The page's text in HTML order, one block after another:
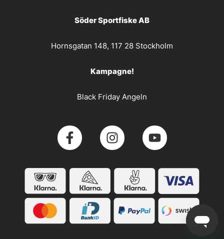
Söder Sportfiske AB
Hornsgatan 148, 117 28 Stockholm
Kampagne!
Black Friday Angeln